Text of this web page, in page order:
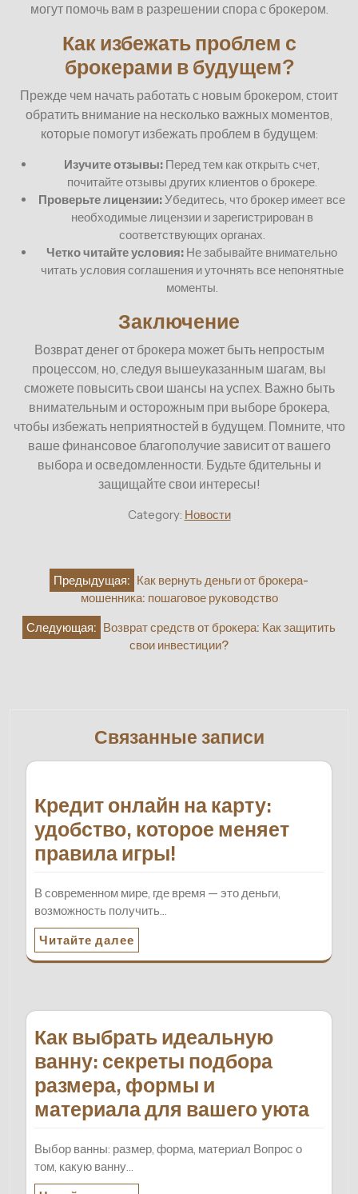
могут помочь вам в разрешении спора с брокером.
Как избежать проблем с
брокерами в будущем?
Прежде чем начать работать с новым брокером, стоит
обратить внимание на несколько важных моментов,
которые помогут избежать проблем в будущем:
Изучите отзывы: Перед тем как открыть счет,
почитайте отзывы других клиентов о брокере.
Проверьте лицензии:Убедитесь, что брокер имеет все
необходимые лицензии и зарегистрирован в
соответствующих органах.
Четко читайте условия: Не забывайте внимательно
читать условия соглашения и уточнять все непонятные
моменты.
Заключение
Возврат денег от брокера может быть непростым
процессом, но, следуя вышеуказанным шагам, вы
сможете повысить свои шансы на успех. Важно быть
внимательным и осторожным при выборе брокера,
чтобы избежать неприятностей в будущем. Помните, что
ваше финансовое благополучие зависит от вашего
выбора и осведомленности. Будьте бдительны и
защищайте свои интересы!
Category: Новости
Навигация
записям
Предыдущая: Как вернуть деньги от брокера-
мошенника: пошаговое руководство
Следующая: Возврат средств от брокера: Как защитить
свои инвестиции?
Связанные записи
Кредит онлайн на карту:
удобство, которое меняет
правила игры!
В современном мире, где время — это деньги,
возможность получить…
Читайте далее
Как выбрать идеальную
ванну: секреты подбора
размера, формы и
материала для вашего уюта
Выбор ванны: размер, форма, материал Вопрос о
том, какую ванну…